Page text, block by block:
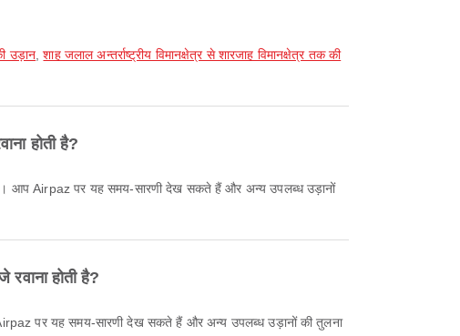
उड़ान ,शाह जलाल अन्तर्राष्ट्रीय विमानक्षेत्र से शारजाह विमानक्षेत्र तक की
होती है?
रवाना होती है?